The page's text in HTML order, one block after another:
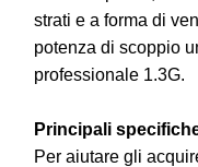
strati e a forma di
potenza di scoppio
professionale 1.3G.
Principali
Per aiutare gli